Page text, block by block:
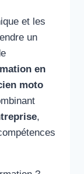
et les
un
en
moto
,